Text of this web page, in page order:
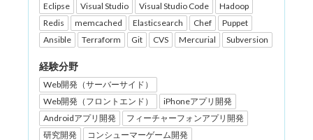
Eclipse
Visual Studio Visual Studio Code
Hadoop
Redis
memcached Elasticsearch Chef
Puppet
Ansible
Terraform Git CVS Mercurial Subversion
経験分野
Web開発（サーバーサイド）
Web開発（フロントエンド）
iPhoneアプリ開発
Androidアプリ開発
フィーチャーフォンアプリ開発
研究開発
コンシューマーゲーム開発